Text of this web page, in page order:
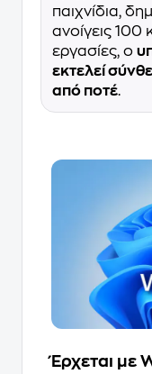
παιχνίδια,
ανοίγεις 100
εργασίες, ο
εκτελεί
από ποτέ.
Έρχεται με